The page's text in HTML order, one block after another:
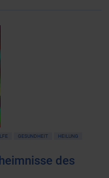
GESUNDHEIT
HEILUNG
des